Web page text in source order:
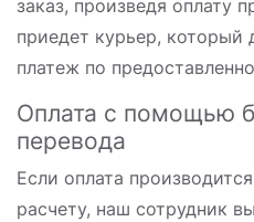
заказ, произведя оплату
приедет курьер, который
платеж по
Оплата с помощью
перевода
Если оплата
расчету, наш сотрудник